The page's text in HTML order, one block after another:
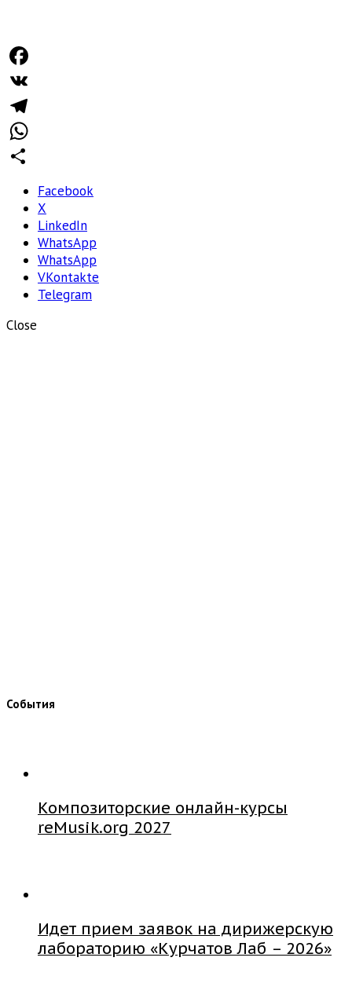
Facebook
VK
Telegram
WhatsApp
Facebook
X
LinkedIn
WhatsApp
WhatsApp
VKontakte
Telegram
Close
События
Композиторские онлайн-курсы
reMusik.org 2027
Идет прием заявок на дирижерскую
лабораторию «Курчатов Лаб – 2026»